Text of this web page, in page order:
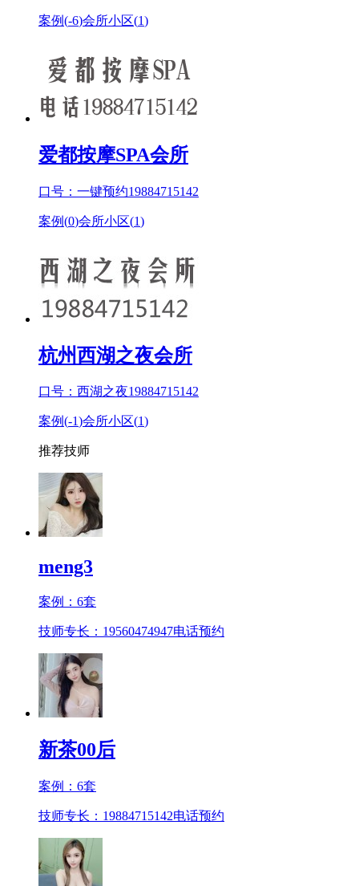
案例(-6)会所小区(1)
爱都按摩SPA会所
口号：一键预约19884715142
案例(0)会所小区(1)
杭州西湖之夜会所
口号：西湖之夜19884715142
案例(-1)会所小区(1)
推荐技师
meng3
案例： 6套
技师专长：19560474947电话预约
新茶00后
案例： 6套
技师专长：19884715142电话预约